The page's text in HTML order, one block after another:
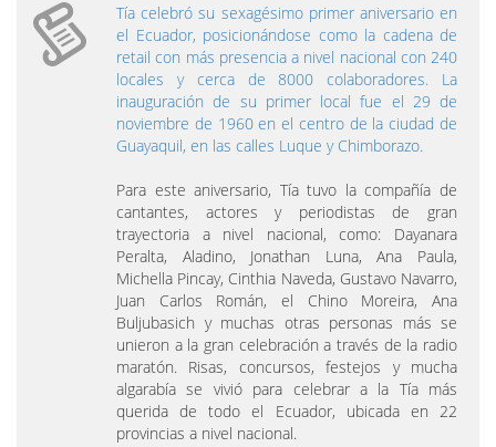
Tía celebró su sexagésimo primer aniversario en
el Ecuador, posicionándose como la cadena de
retail con más presencia a nivel nacional con 240
locales y cerca de 8000 colaboradores. La
inauguración de su primer local fue el 29 de
noviembre de 1960 en el centro de la ciudad de
Guayaquil, en las calles Luque y Chimborazo.
Para este aniversario, Tía tuvo la compañía de
cantantes, actores y periodistas de gran
trayectoria a nivel nacional, como: Dayanara
Peralta, Aladino, Jonathan Luna, Ana Paula,
Michella Pincay, Cinthia Naveda, Gustavo Navarro,
Juan Carlos Román, el Chino Moreira, Ana
Buljubasich y muchas otras personas más se
unieron a la gran celebración a través de la radio
maratón. Risas, concursos, festejos y mucha
algarabía se vivió para celebrar a la Tía más
querida de todo el Ecuador, ubicada en 22
provincias a nivel nacional.